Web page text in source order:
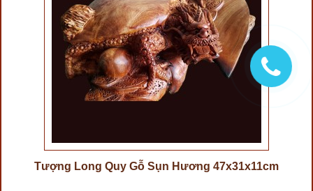
Tượng Long Quy Gỗ Sụn Hương 47x31x11cm